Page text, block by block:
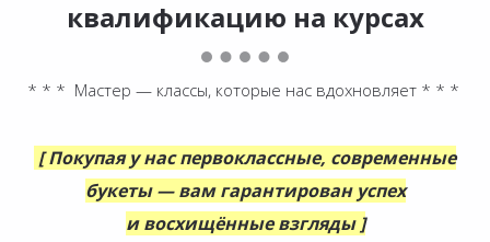
квалификацию на курсах
* * * Мастер — классы, которые нас вдохновляет * * *
[ Покупая у нас первоклассные, современные
букеты — вам гарантирован успех
и восхищённые взгляды ]